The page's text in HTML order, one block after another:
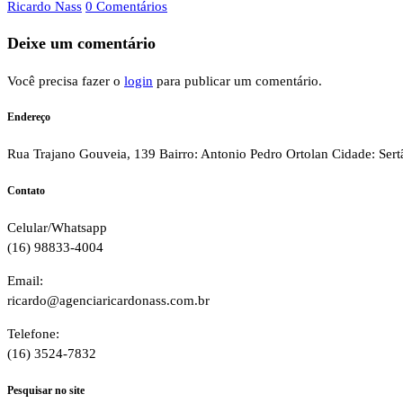
Ricardo Nass 0 Comentários
Deixe um comentário
Você precisa fazer o login para publicar um comentário.
Endereço
Rua Trajano Gouveia, 139 Bairro: Antonio Pedro Ortolan Cidade:
Contato
Celular/Whatsapp
(16) 98833-4004
Email:
ricardo@agenciaricardonass.com.br
Telefone:
(16) 3524-7832
Pesquisar no site